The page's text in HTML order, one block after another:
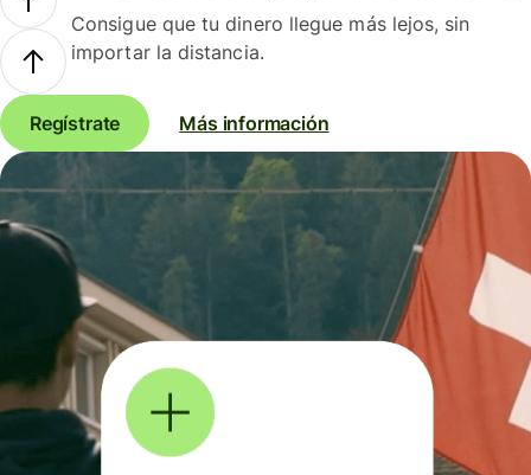
Consigue que tu dinero llegue más lejos, sin
importar la distancia.
Regístrate Más información